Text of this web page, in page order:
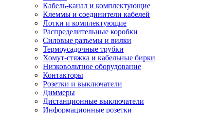
Кабель-канал и комплектующие
Клеммы и соединители кабелей
Лотки и комплектующие
Распределительные коробки
Силовые разъемы и вилки
Термоусадочные трубки
Хомут-стяжка и кабельные бирки
Низковольтное оборудование
Контакторы
Розетки и выключатели
Диммеры
Дистанционные выключатели
Информационные розетки